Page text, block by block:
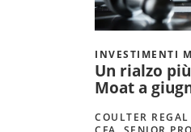
INVESTIMENTI
Un rialzo
Moat a
COULTER REGAL